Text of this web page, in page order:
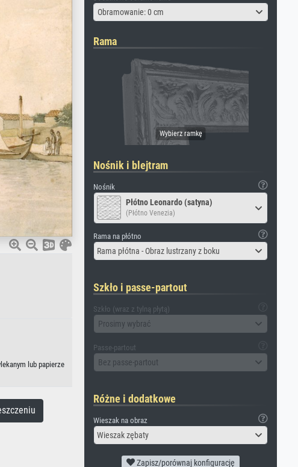
lub papierze
Obramowanie: 0 cm
Rama
Nośnik i blejtram
Nośnik
Płótno Leonardo (satyna)
(Płótno Venezia)
Rama na płótno
Rama płótna - Obraz lustrzany z boku
Szkło i passe-partout
Szkło (wraz z tylną płytą)
Prosimy wybrać
Passe-partout
Bez passe-partout
Różne i dodatkowe
Wieszak na obraz
Wieszak zębaty
Zapisz/porównaj konfigurację